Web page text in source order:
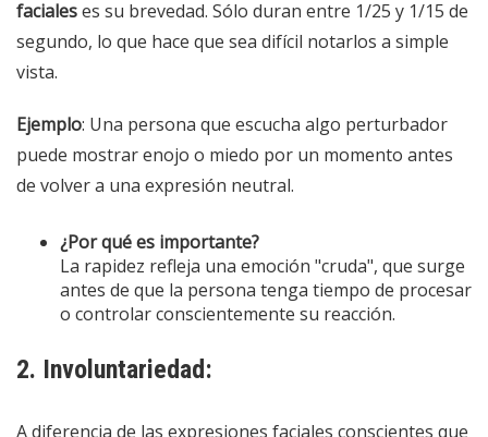
facialeses su brevedad. Sólo duran entre 1/25 y 1/15 de
segundo, lo que hace que sea difícil notarlos a simple
vista.
Ejemplo: Una persona que escucha algo perturbador
puede mostrar enojo o miedo por un momento antes
de volver a una expresión neutral.
¿Por qué es importante?
La rapidez refleja una emoción "cruda", que surge
antes de que la persona tenga tiempo de procesar
o controlar conscientemente su reacción.
2. Involuntariedad:
A diferencia de las expresiones faciales conscientes que